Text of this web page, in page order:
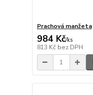
Prachová manžeta
984 Kč/ks
813 Kč bez DPH